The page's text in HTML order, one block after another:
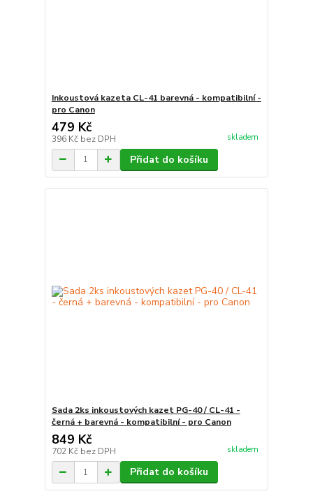
Inkoustová kazeta CL-41 barevná - kompatibilní -
pro Canon
479 Kč
396 Kč bez DPH skladem
Přidat do košíku
Sada 2ks inkoustových kazet PG-40 / CL-41 -
černá + barevná - kompatibilní - pro Canon
849 Kč
702 Kč bez DPH skladem
Přidat do košíku